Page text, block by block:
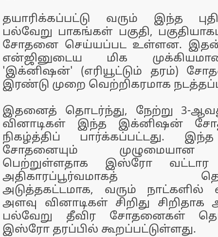
தயாரிக்கப்பட்டு வரும் இந்த
பல்வேறு பாகங்கள் பகுதி,
சோதனை செய்யப்பட உள்ளன. இதன்
என்ஜினுடைய மிக
'இக்னிஷன்' (எரியூட்டும் தரம்)
இரண்டு முறை வெற்றிகரமாக
இதனைத் தொடர்ந்து, நேற்று 3-
வினாடிகள் இந்த இக்னிஷன்
நிகழ்த்திப் பார்க்கப்பட்டது.
சோதனையும் முழுமையான
பெற்றுள்ளதாக இஸ்ரோ வட்டார
அதிகாரப்பூர்வமாகத்
அடுத்தகட்டமாக, வரும் நாட்களில்
அளவு வினாடிகள் சிறிது சிறிதாக
பல்வேறு தீவிர சோதனைகள்
இஸ்ரோ தரப்பில் கூறப்பட்டுள்ளது.